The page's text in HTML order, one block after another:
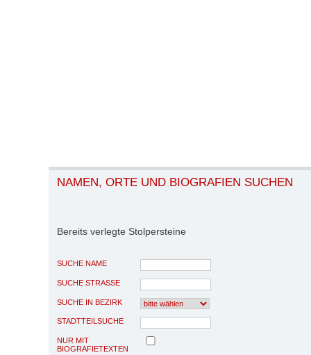
NAMEN, ORTE UND BIOGRAFIEN SUCHEN
Bereits verlegte Stolpersteine
SUCHE NAME
SUCHE STRASSE
SUCHE IN BEZIRK
STADTTEILSUCHE
NUR MIT
BIOGRAFIETEXTEN